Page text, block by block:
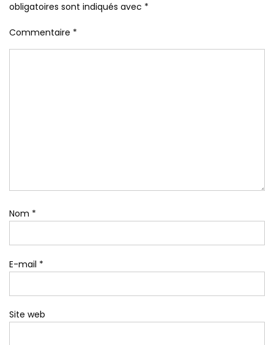
obligatoires sont indiqués avec *
Commentaire *
Nom *
E-mail *
Site web